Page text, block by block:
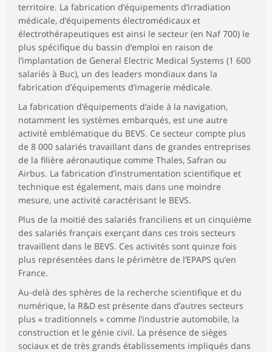
territoire. La fabrication d’équipements d’irradiation
médicale, d’équipements électromédicaux et
électrothérapeutiques est ainsi le secteur (en Naf 700) le
plus spécifique du bassin d’emploi en raison de
l’implantation de General Electric Medical Systems (1 600
salariés à Buc), un des leaders mondiaux dans la
fabrication d’équipements d’imagerie médicale.
La fabrication d’équipements d’aide à la navigation,
notamment les systèmes embarqués, est une autre
activité emblématique du BEVS. Ce secteur compte plus
de 8 000 salariés travaillant dans de grandes entreprises
de la filière aéronautique comme Thales, Safran ou
Airbus. La fabrication d’instrumentation scientifique et
technique est également, mais dans une moindre
mesure, une activité caractérisant le BEVS.
Plus de la moitié des salariés franciliens et un cinquième
des salariés français exerçant dans ces trois secteurs
travaillent dans le BEVS. Ces activités sont quinze fois
plus représentées dans le périmètre de l’EPAPS qu’en
France.
Au-delà des sphères de la recherche scientifique et du
numérique, la R&D est présente dans d’autres secteurs
plus « traditionnels » comme l’industrie automobile, la
construction et le génie civil. La présence de sièges
sociaux et de très grands établissements impliqués dans